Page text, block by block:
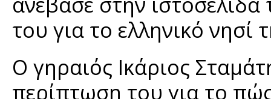
του για το ελληνικό νησί
Ο γηραιός Ικάριος
περίπτωση του για το